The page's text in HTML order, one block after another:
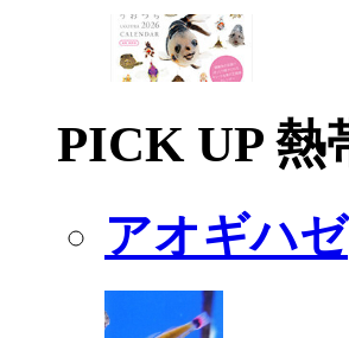
PICK UP 熱
アオギハゼ